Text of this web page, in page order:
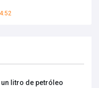
litro de petróleo